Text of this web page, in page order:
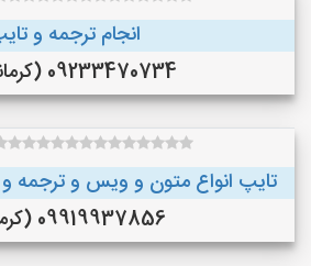
انجام ترجمه و
09233470734 (کرمانشاه )
تایپ انواع متون و ویس و ترجمه
09919937856 (کرمان )